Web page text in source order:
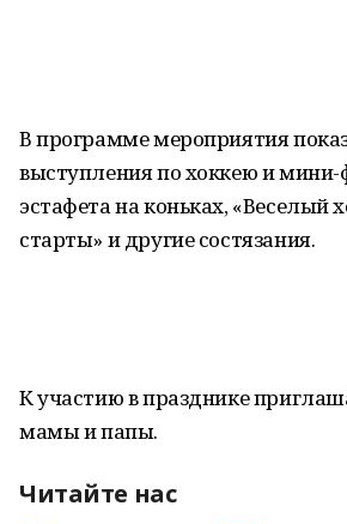
В программе мероприятия
выступления по хоккею и мини-
эстафета на коньках, «Веселый
старты» и другие состязания.
К участию в празднике
мамы и папы.
Читайте нас